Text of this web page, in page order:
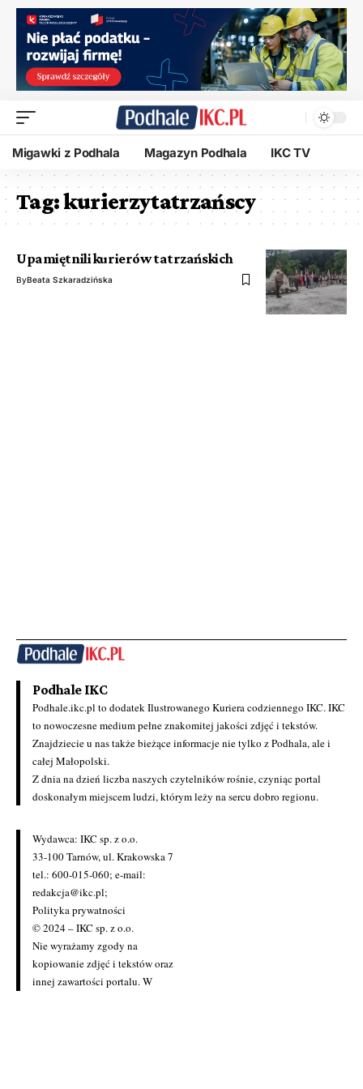
Migawki z Podhala Magazyn Podhala IKC TV
Tag:kurierzytatrzańscy
Upamiętnili kurierów tatrzańskich
ByBeata Szkaradzińska
Podhale IKC
Podhale.ikc.pl to dodatek Ilustrowanego Kuriera codziennego IKC. IKC
to nowoczesne medium pełne znakomitej jakości zdjęć i tekstów.
Znajdziecie u nas także bieżące informacje nie tylko z Podhala, ale i
całej Małopolski.
Z dnia na dzień liczba naszych czytelników rośnie, czyniąc portal
doskonałym miejscem ludzi, którym leży na sercu dobro regionu.
Wydawca: IKC sp. z o.o.
33-100 Tarnów, ul. Krakowska 7
tel.: 600-015-060; e-mail:
redakcja@ikc.pl;
Polityka prywatności
© 2024 – IKC sp. z o.o.
Nie wyrażamy zgody na
kopiowanie zdjęć i tekstów oraz
innej zawartości portalu. W